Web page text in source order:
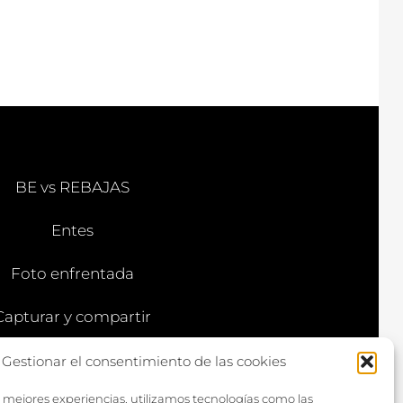
Gestionar el consentimiento de las cookies
mejores experiencias, utilizamos tecnologías como las
BE vs REBAJAS
Entes
Foto enfrentada
y compartir
Vía larga